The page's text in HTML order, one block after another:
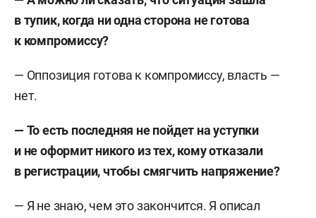
в тупик, когда ни одна сторона не готова
к компромиссу?
— Оппозиция готова к компромиссу, власть —
нет.
— То есть последняя не пойдет на уступки
и не оформит никого из тех, кому отказали
в регистрации, чтобы смягчить напряжение?
— Я не знаю, чем это закончится. Я описал